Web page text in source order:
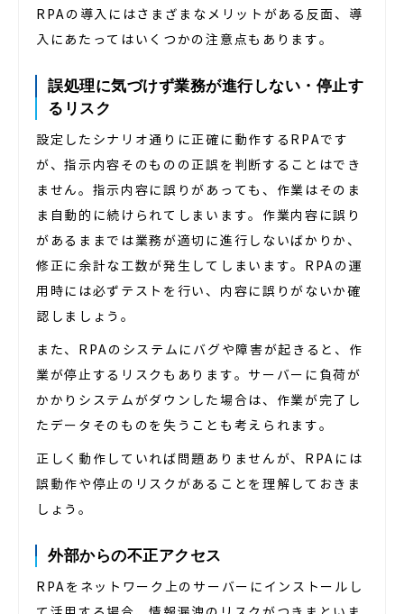
RPAの導入にはさまざまなメリットがある反面、導
入にあたってはいくつかの注意点もあります。
誤処理に気づけず業務が進行しない・停止す
るリスク
設定したシナリオ通りに正確に動作するRPAです
が、指示内容そのものの正誤を判断することはでき
ません。指示内容に誤りがあっても、作業はそのま
ま自動的に続けられてしまいます。作業内容に誤り
があるままでは業務が適切に進行しないばかりか、
修正に余計な工数が発生してしまいます。RPAの運
用時には必ずテストを行い、内容に誤りがないか確
認しましょう。
また、RPAのシステムにバグや障害が起きると、作
業が停止するリスクもあります。サーバーに負荷が
かかりシステムがダウンした場合は、作業が完了し
たデータそのものを失うことも考えられます。
正しく動作していれば問題ありませんが、RPAには
誤動作や停止のリスクがあることを理解しておきま
しょう。
外部からの不正アクセス
RPAをネットワーク上のサーバーにインストールし